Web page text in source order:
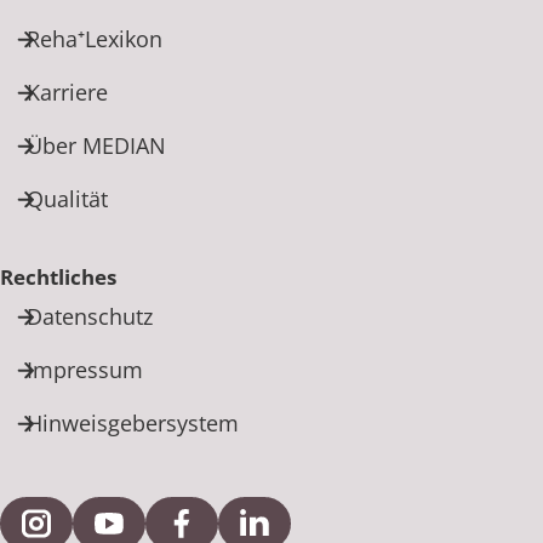
Reha⁺Lexikon
Karriere
Über MEDIAN
Qualität
Rechtliches
Datenschutz
Impressum
Hinweisgebersystem